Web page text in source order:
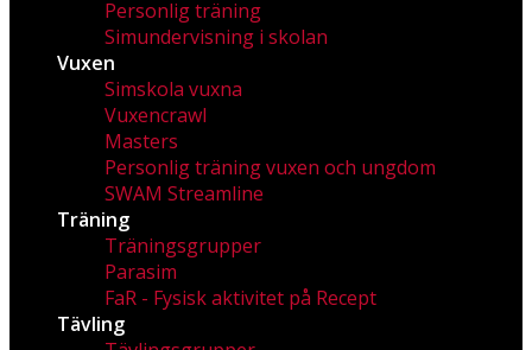
Personlig träning
Simundervisning i skolan
Vuxen
Simskola vuxna
Vuxencrawl
Masters
Personlig träning vuxen och ungdom
SWAM Streamline
Träning
Träningsgrupper
Parasim
FaR - Fysisk aktivitet på Recept
Tävling